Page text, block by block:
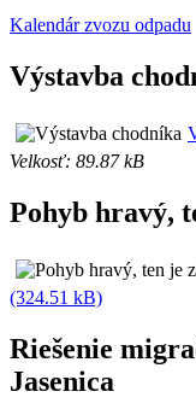
Kalendár zvozu odpadu
Výstavba
Velkosť: 89.87 kB
Pohyb hravý,
(324.51 kB)
Riešenie
Jasenica